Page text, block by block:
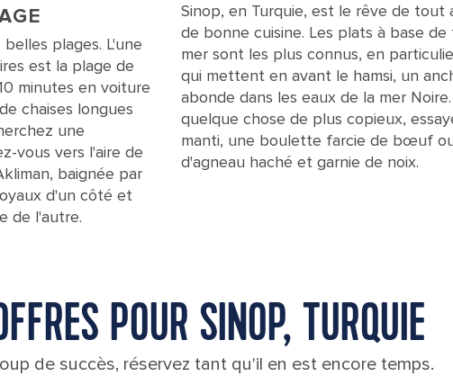
plages. L'une
est la plage de
minutes en voiture
chaises longues
une
vous vers l'aire de
baignée par
d'un côté et
de l'autre.
Sinop, en Turquie, est le rêve de tout
de bonne cuisine. Les plats à base
mer sont les plus connus, en
qui mettent en avant le hamsi, un
abonde dans les eaux de la mer
quelque chose de plus copieux,
manti, une boulette farcie de bœuf
d'agneau haché et garnie de noix.
POUR SINOP, TURQUIE
de succès, réservez tant qu'il en est encore temps.